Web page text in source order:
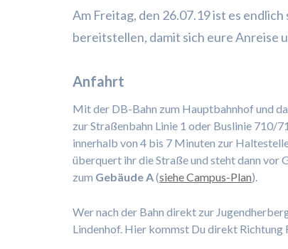
Am Freitag, den 26.07.19 ist es
bereitstellen, damit sich eure Anreise
Anfahrt
Mit der DB-Bahn zum Hauptbahnhof und
zur Straßenbahn Linie 1 oder Buslinie 710/
innerhalb von 4 bis 7 Minuten zur
überquert ihr die Straße und steht dann vor
zum Gebäude A(siehe Campus-Plan).
Wer nach der Bahn direkt zur
Lindenhof. Hier kommst Du direkt Richtung